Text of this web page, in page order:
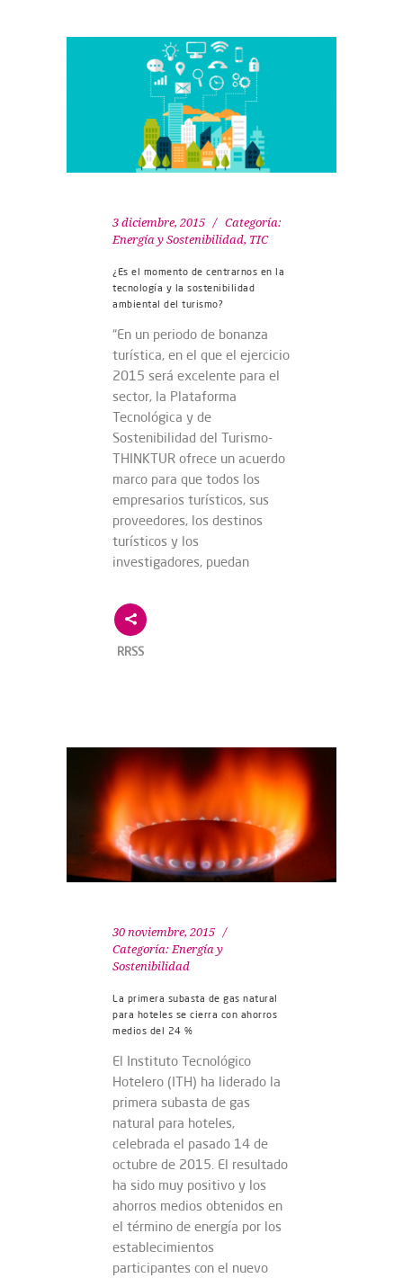
3 diciembre, 2015
Categoría:
Energía y Sostenibilidad, TIC
¿Es el momento de centrarnos en la
tecnología y la sostenibilidad
ambiental del turismo?
“En un periodo de bonanza
turística, en el que el ejercicio
2015 será excelente para el
sector, la Plataforma
Tecnológica y de
Sostenibilidad del Turismo-
THINKTUR ofrece un acuerdo
marco para que todos los
empresarios turísticos, sus
proveedores, los destinos
turísticos y los
investigadores, puedan
RRSS
30 noviembre, 2015
Categoría: Energía y
Sostenibilidad
La primera subasta de gas natural
para hoteles se cierra con ahorros
medios del 24 %
El Instituto Tecnológico
Hotelero (ITH) ha liderado la
primera subasta de gas
natural para hoteles,
celebrada el pasado 14 de
octubre de 2015. El resultado
ha sido muy positivo y los
ahorros medios obtenidos en
el término de energía por los
establecimientos
participantes con el nuevo